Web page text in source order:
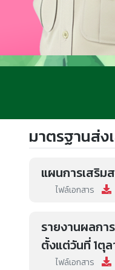
มาตรฐานส่ง
แผนการเสริม
ไฟล์เอกสาร
รายงานผลกา
ตั้งแต่วันที่ 1ตุ
ไฟล์เอกสาร